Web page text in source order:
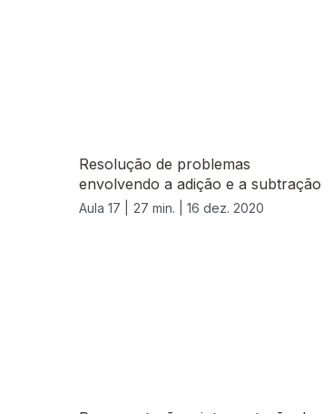
Resolução de problemas
envolvendo a adição e a subtração
Aula 17 | 27 min. | 16 dez. 2020